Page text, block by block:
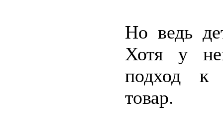
Но ведь
Хотя у
подход к
товар.